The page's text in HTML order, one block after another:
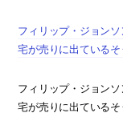
フィリップ・ジョン
宅が売りに出ているそ
フィリップ・ジョン
宅が売りに出ている